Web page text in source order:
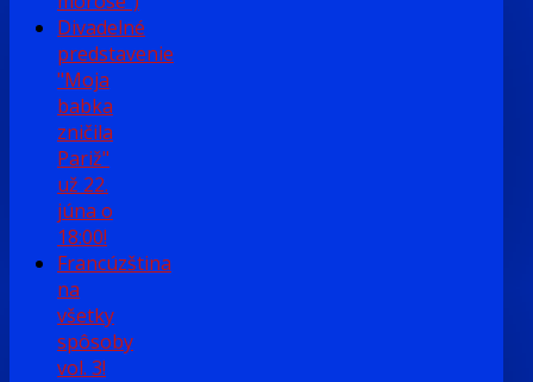
Divadelné
predstavenie
"Moja
babka
zničila
Pariž"
už 22.
júna o
18:00!
Francúzština
na
všetky
spôsoby
vol. 3!